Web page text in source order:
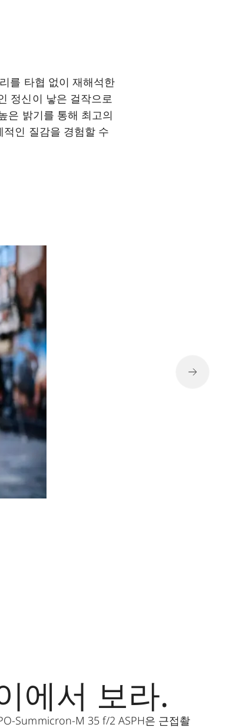
를 타협 없이 재해석한
정신이 낳은 걸작으로
은 밝기를 통해 최고의
인 질감을 경험할 수
에서 보라.
Summicron-M 35 f/2 ASPH은 근접촬